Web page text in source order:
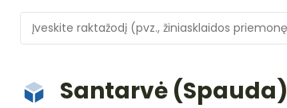
Santarvė (Spauda)